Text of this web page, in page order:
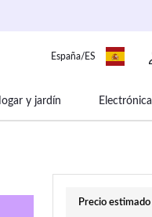
España/ES
y jardín Electrónica
Precio estimado